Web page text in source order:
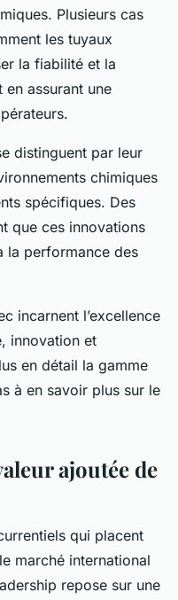
Plusieurs cas
les tuyaux
la fiabilité et la
en assurant une
distinguent par leur
chimiques
spécifiques. Des
que ces innovations
la performance des
incarnent l’excellence
innovation et
en détail la gamme
à en savoir plus sur le
ajoutée de
qui placent
marché international
repose sur une